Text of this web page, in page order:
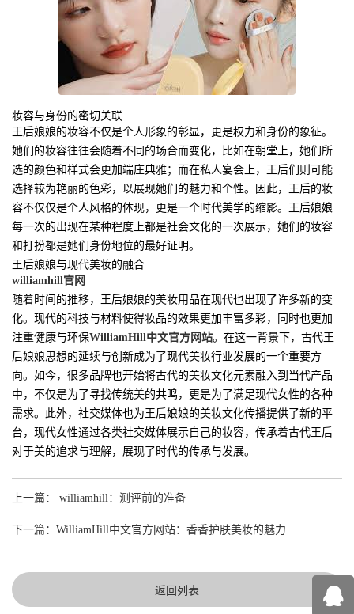
妆容与身份的密切关联
王后娘娘的妆容不仅是个人形象的彰显，更是权力和身份的象征。
她们的妆容往往会随着不同的场合而变化，比如在朝堂上，她们所
选的颜色和样式会更加端庄典雅；而在私人宴会上，王后们则可能
选择较为艳丽的色彩，以展现她们的魅力和个性。因此，王后的妆
容不仅仅是个人风格的体现，更是一个时代美学的缩影。王后娘娘
每一次的出现在某种程度上都是社会文化的一次展示，她们的妆容
和打扮都是她们身份地位的最好证明。
王后娘娘与现代美妆的融合
williamhill官网
随着时间的推移，王后娘娘的美妆用品在现代也出现了许多新的变
化。现代的科技与材料使得妆品的效果更加丰富多彩，同时也更加
注重健康与环保WilliamHill中文官方网站。在这一背景下，古代王
后娘娘思想的延续与创新成为了现代美妆行业发展的一个重要方
向。如今，很多品牌也开始将古代的美妆文化元素融入到当代产品
中，不仅是为了寻找传统美的共鸣，更是为了满足现代女性的各种
需求。此外，社交媒体也为王后娘娘的美妆文化传播提供了新的平
台，现代女性通过各类社交媒体展示自己的妆容，传承着古代王后
对于美的追求与理解，展现了时代的传承与发展。
上一篇： williamhill：测评前的准备
下一篇：WilliamHill中文官方网站：香香护肤美妆的魅力
返回列表